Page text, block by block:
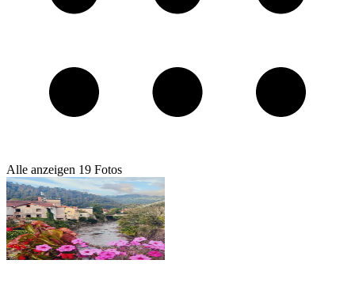
Alle anzeigen 19 Fotos